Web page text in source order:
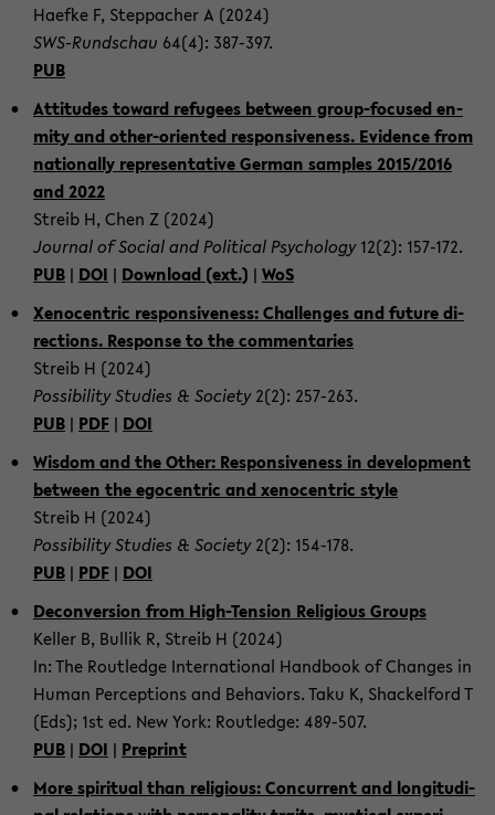
Hae­fke F, Step­pacher A (2024)
SWS-​Rundschau 64(4): 387-​397.
PUB
At­ti­tudes to­ward refugees be­tween group-​focused en­
mity and other-​oriented re­spon­sive­ness. Ev­i­dence from
na­tion­ally rep­re­sen­ta­tive Ger­man sam­ples 2015/2016
and 2022
Streib H, Chen Z (2024)
Jour­nal of So­cial and Po­lit­i­cal Psy­chol­ogy12(2): 157-​172.
PUB | DOI | Down­load (ext.) | WoS
Xeno­cen­tric re­spon­sive­ness: Chal­lenges and fu­ture di­
rec­tions. Re­sponse to the com­men­taries
Streib H (2024)
Pos­si­bil­ity Stud­ies & So­ci­ety2(2): 257-​263.
PUB | PDF | DOI
Wis­dom and the Other: Re­spon­sive­ness in de­vel­op­ment
be­tween the ego­cen­tric and xeno­cen­tric style
Streib H (2024)
Pos­si­bil­ity Stud­ies & So­ci­ety2(2): 154-​178.
PUB | PDF | DOI
De­con­ver­sion from High-​Tension Re­li­gious Groups
Keller B, Bul­lik R, Streib H (2024)
In: The Rout­ledge In­ter­na­tional Hand­book of Changes in
Human Per­cep­tions and Be­hav­iors. Taku K, Shack­elford T
(Eds); 1st ed. New York: Rout­ledge: 489-​507.
PUB | DOI | Preprint
More spir­i­tual than re­li­gious: Con­cur­rent and lon­gi­tu­di­